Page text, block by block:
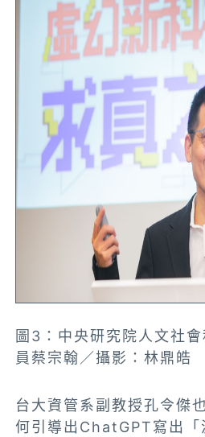
圖3：中央研究院人文社
員蔡宗翰／攝影：林鼎皓
台大資管系副教授孔令傑
何引導出ChatGPT寫出「